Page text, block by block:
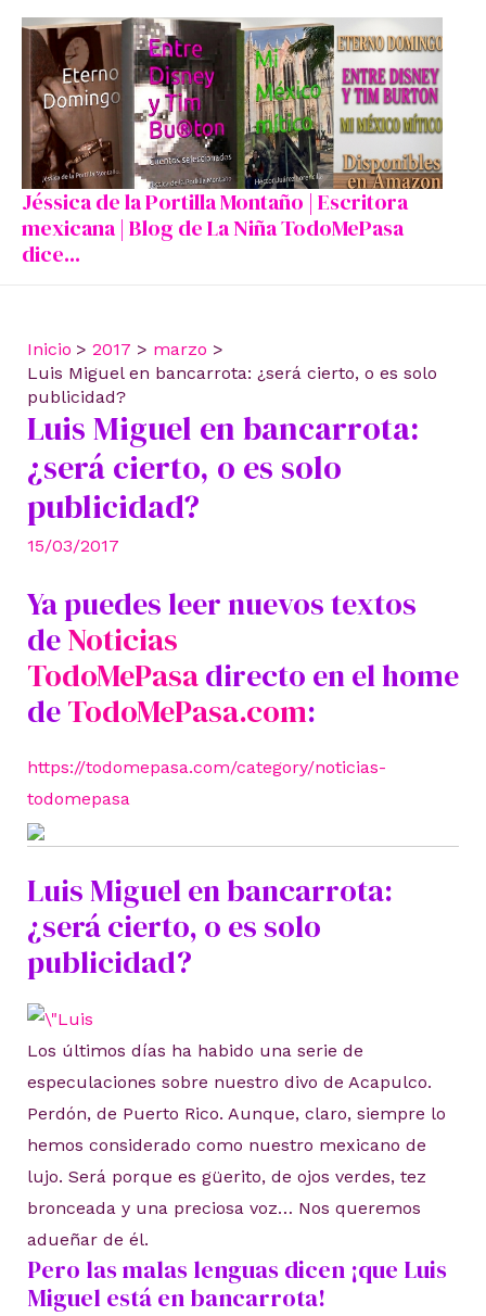
contenido
Jéssica de la Portilla Montaño | Escritora
mexicana | Blog de La Niña TodoMePasa
dice...
Inicio 2017
marzo
Luis Miguel en bancarrota: ¿será cierto, o es solo
publicidad?
Luis Miguel en bancarrota:
¿será cierto, o es solo
publicidad?
15/03/2017
Ya puedes leer nuevos textos
deNoticias
TodoMePasadirecto en el home
deTodoMePasa.com:
https://todomepasa.com/category/noticias-
todomepasa
Luis Miguel en bancarrota:
¿será cierto, o es solo
publicidad?
Los últimos días ha habido una serie de
especulaciones sobre nuestro divo de Acapulco.
Perdón, de Puerto Rico. Aunque, claro, siempre lo
hemos considerado como nuestro mexicano de
lujo. Será porque es güerito, de ojos verdes, tez
bronceada y una preciosa voz… Nos queremos
adueñar de él.
Pero las malas lenguas dicen ¡que Luis
Miguel está en bancarrota!